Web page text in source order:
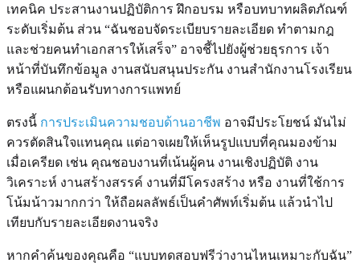
เทคนิค ประสานงานปฏิบัติการ ฝึกอบรม หรือบทบาทผลิตภัณฑ์
ระดับเริ่มต้น ส่วน “ฉันชอบจัดระเบียบรายละเอียด ทำตามกฎ
และช่วยคนทำเอกสารให้เสร็จ” อาจชี้ไปยังผู้ช่วยธุรการ เจ้า
หน้าที่บันทึกข้อมูล งานสนับสนุนประกัน งานสำนักงานโรงเรียน
หรือแผนกต้อนรับทางการแพทย์
ตรงนี้ การประเมินความชอบด้านอาชีพ อาจมีประโยชน์ มันไม่
ควรตัดสินใจแทนคุณ แต่อาจเผยให้เห็นรูปแบบที่คุณมองข้าม
เมื่อเครียด เช่น คุณชอบงานที่เน้นผู้คน งานเชิงปฏิบัติ งาน
วิเคราะห์ งานสร้างสรรค์ งานที่มีโครงสร้าง หรือ งานที่ใช้การ
โน้มน้าวมากกว่า ให้ถือผลลัพธ์เป็นคำศัพท์เริ่มต้น แล้วนำไป
เทียบกับรายละเอียดงานจริง
หากคำค้นของคุณคือ “แบบทดสอบฟรีว่างานไหนเหมาะกับฉัน”